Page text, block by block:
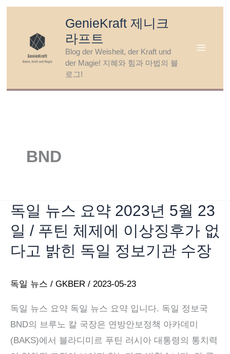
Skip
GenieKraft 제니크
라프트
Blog der Weisheit, der Kraft und
der Magie! 지혜와 힘과 마법의 블
로그!
BND
독일 뉴스 요약 2023년 5월 23
일 / 푸틴 체제에 이상징후가 없
다고 밝힌 독일 정보기관 수장
독일 뉴스 / GKBER / 2023-05-23
독일 뉴스 요약 독일 뉴스 요약 입니다. 독일 정보국
BND의 브루노 칼 국장은 연방안보정책 아카데미
(BAKS)에서 블라디미르 푸틴 러시아 대통령의 통치력